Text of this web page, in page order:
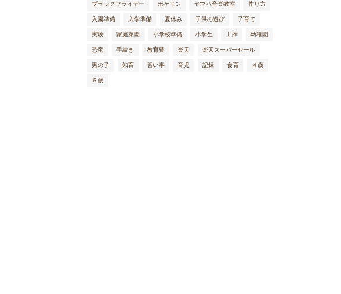
ブラックフライデー ポケモン ヤマハ音楽教室 作り方
入園準備 入学準備 夏休み 子供の遊び 子育て
実験 家庭菜園 小学校準備 小学生 工作 幼稚園
恐竜 手続き 教育費 楽天 楽天スーパーセール
男の子 知育 習い事 育児 記録 食育 ４歳
６歳